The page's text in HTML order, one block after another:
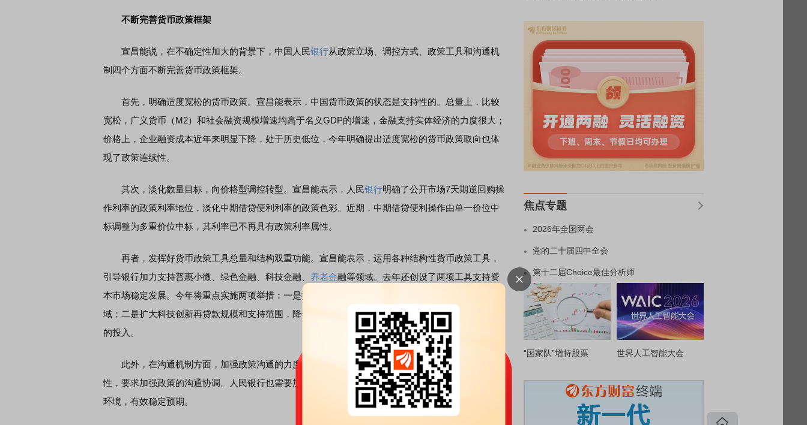
不断完善货币政策框架
宣昌能说，在不确定性加大的背景下，中国人民银行从政策立场、调控方式、政策工具和沟通机
制四个方面不断完善货币政策框架。
首先，明确适度宽松的货币政策。宣昌能表示，中国货币政策的状态是支持性的。总量上，比较
宽松，广义货币（M2）和社会融资规模增速均高于名义GDP的增速，金融支持实体经济的力度很大；
价格上，企业融资成本近年来明显下降，处于历史低位，今年明确提出适度宽松的货币政策取向也体
现了政策连续性。
其次，淡化数量目标，向价格型调控转型。宣昌能表示，人民银行明确了公开市场7天期逆回购操
作利率的政策利率地位，淡化中期借贷便利利率的政策色彩。近期，中期借贷便利操作由单一价位中
标调整为多重价位中标，其利率已不再具有政策利率属性。
再者，发挥好货币政策工具总量和结构双重功能。宣昌能表示，运用各种结构性货币政策工具，
引导银行加力支持普惠小微、绿色金融、科技金融、 养老金融等领域。去年还创设了两项工具支持资
本市场稳定发展。今年将重点实施两项举措：一是推出债券市场“科技板”，引导低成本资金直达科技领
域；二是扩大科技创新再贷款规模和支持范围，降低利率，简化审批流程，强化社会资本对科技创新
的投入。
此外，在沟通机制方面，加强政策沟通的力度。宣昌能说，宏观环境尤其是外部环境的不确定
性，要求加强政策的沟通协调。人民银行也需要加强沟通协调，以确定的政策取向，应对不确定性的
环境，有效稳定预期。
焦点专题
2026年全国两会
党的二十届四中全会
第十二届Choice最佳分析师
“国家队”增持股票 世界人工智能大会